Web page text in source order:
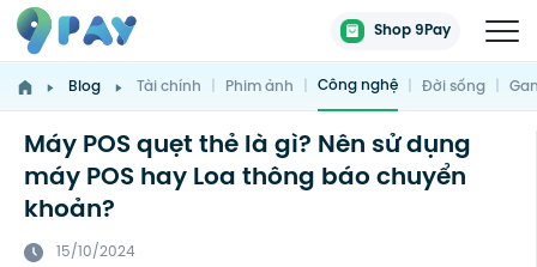
Shop 9Pay
Blog Tài chính | Phim ảnh | Công nghệ | Đời sống |
Máy POS quẹt thẻ là gì? Nên sử dụng
máy POS hay Loa thông báo chuyển
khoản?
15/10/2024